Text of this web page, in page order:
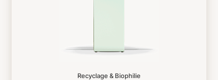
Recyclage & Biophilie